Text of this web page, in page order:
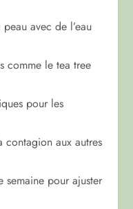
avec de l’eau
comme le tea tree
pour les
aux autres
semaine pour ajuster